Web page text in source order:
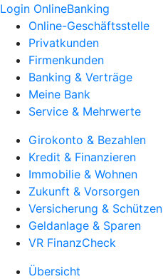
Login OnlineBanking
Online-Geschäftsstelle
Privatkunden
Firmenkunden
Banking & Verträge
Meine Bank
Service & Mehrwerte
Girokonto & Bezahlen
Kredit & Finanzieren
Immobilie & Wohnen
Zukunft & Vorsorgen
Versicherung & Schützen
Geldanlage & Sparen
VR FinanzCheck
Übersicht